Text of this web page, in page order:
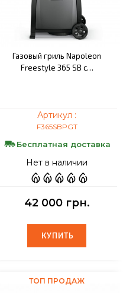
Газовый гриль Napoleon
Freestyle 365 SB c…
Артикул :
F365SBPGT
Бесплатная доставка
Нет в наличии
42 000 грн.
КУПИТЬ
КУПИТЬ
ТОП ПРОДАЖ